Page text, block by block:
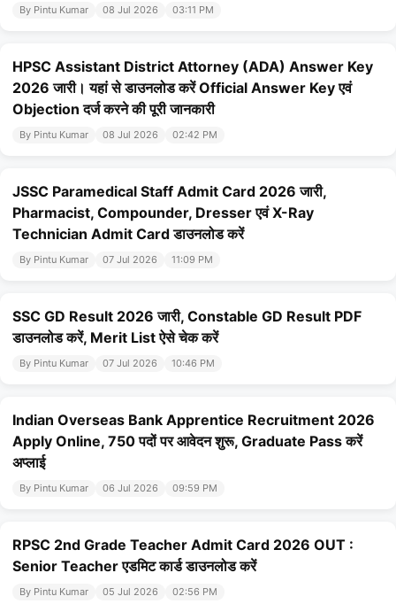
By Pintu Kumar 08 Jul 2026 03:11 PM
HPSC Assistant District Attorney (ADA) Answer Key
2026 जारी। यहां से डाउनलोड करें Official Answer Key एवं
Objection दर्ज करने की पूरी जानकारी
By Pintu Kumar 08 Jul 2026 02:42 PM
JSSC Paramedical Staff Admit Card 2026 जारी,
Pharmacist, Compounder, Dresser एवं X-Ray
Technician Admit Card डाउनलोड करें
By Pintu Kumar 07 Jul 2026 11:09 PM
SSC GD Result 2026 जारी, Constable GD Result PDF
डाउनलोड करें, Merit List ऐसे चेक करें
By Pintu Kumar 07 Jul 2026 10:46 PM
Indian Overseas Bank Apprentice Recruitment 2026
Apply Online, 750 पदों पर आवेदन शुरू, Graduate Pass करें
अप्लाई
By Pintu Kumar 06 Jul 2026 09:59 PM
RPSC 2nd Grade Teacher Admit Card 2026 OUT :
Senior Teacher एडमिट कार्ड डाउनलोड करें
By Pintu Kumar 05 Jul 2026 02:56 PM